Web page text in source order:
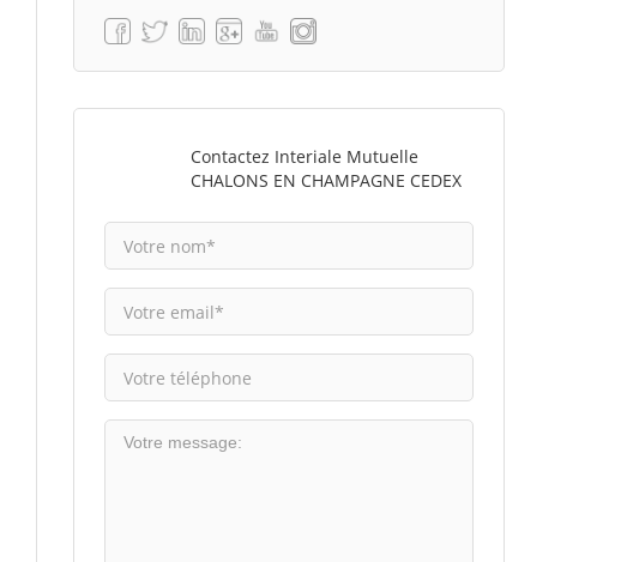
Contactez Interiale Mutuelle
CHALONS EN CHAMPAGNE CEDEX